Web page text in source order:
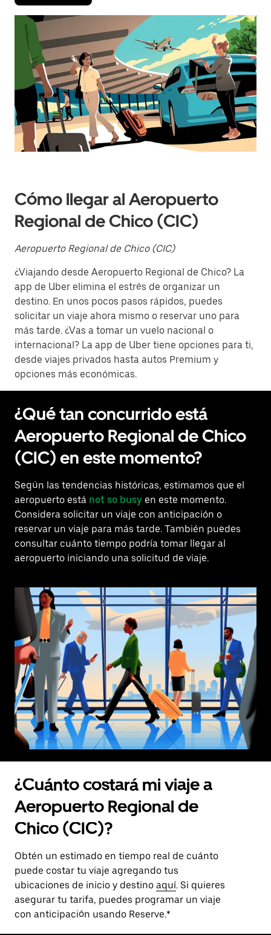
flecha
hacia
abajo
para
interactuar
con
calendario
y
selecciona
una
fecha.
Presiona
la
el
calendario.
Cómo llegar al Aeropuerto
Regional de Chico (CIC)
Aeropuerto Regional de Chico (CIC)
¿Viajando desde Aeropuerto Regional de Chico? La
app de Uber elimina el estrés de organizar un
destino. En unos pocos pasos rápidos, puedes
solicitar un viaje ahora mismo o reservar uno para
más tarde. ¿Vas a tomar un vuelo nacional o
internacional? La app de Uber tiene opciones para ti,
desde viajes privados hasta autos Premium y
opciones más económicas.
¿Qué tan concurrido está
Aeropuerto Regional de Chico
(CIC) en este momento?
Según las tendencias históricas, estimamos que el
aeropuerto está not so busy en este momento.
Considera solicitar un viaje con anticipación o
reservar un viaje para más tarde. También puedes
consultar cuánto tiempo podría tomar llegar al
aeropuerto iniciando una solicitud de viaje.
¿Cuánto costará mi viaje a
Aeropuerto Regional de
Chico (CIC)?
Obtén un estimado en tiempo real de cuánto
puede costar tu viaje agregando tus
ubicaciones de inicio y destino aquí. Si quieres
asegurar tu tarifa, puedes programar un viaje
con anticipación usando Reserve.*